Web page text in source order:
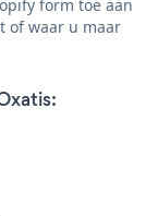
form toe aan
of waar u maar